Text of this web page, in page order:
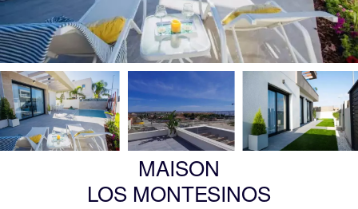
MAISON
LOS MONTESINOS